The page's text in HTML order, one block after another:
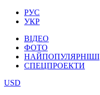
РУС
УКР
ВІДЕО
ФОТО
НАЙПОПУЛЯРНІШІ
СПЕЦПРОЕКТИ
USD